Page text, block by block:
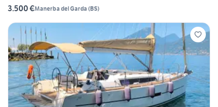
3.500 €Manerba del Garda (BS)